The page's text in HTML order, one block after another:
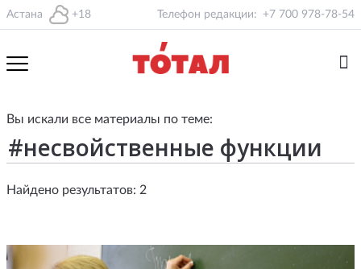
Астана +18 Телефон редакции: +7 700 978-78-54
Вы искали все материалы по теме:
Найдено результатов: 2